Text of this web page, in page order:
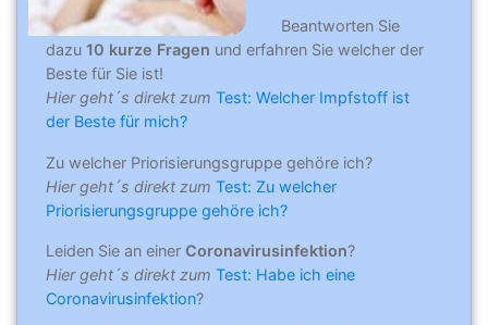
Beantworten Sie
dazu 10 kurze Fragen und erfahren Sie welcher der
Beste für Sie ist!
Hier geht´s direkt zum Test: Welcher Impfstoff ist
der Beste für mich?
Zu welcher Priorisierungsgruppe gehöre ich?
Hier geht´s direkt zum Test: Zu welcher
Priorisierungsgruppe gehöre ich?
Leiden Sie an einer Coronavirusinfektion?
Hier geht´s direkt zum Test: Habe ich eine
Coronavirusinfektion?